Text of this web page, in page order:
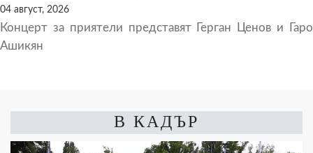
04 август, 2026
Концерт за приятели представят Герган Ценов и Гаро
Ашикян
В КАДЪР